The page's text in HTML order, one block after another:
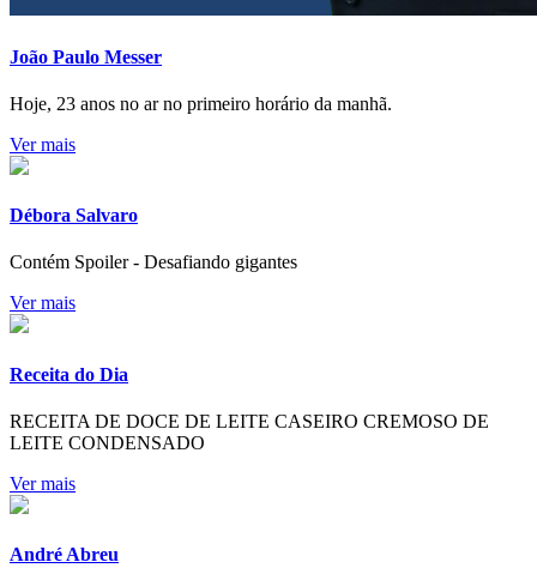
João Paulo Messer
Hoje, 23 anos no ar no primeiro horário da manhã.
Ver mais
Débora Salvaro
Contém Spoiler - Desafiando gigantes
Ver mais
Receita do Dia
RECEITA DE DOCE DE LEITE CASEIRO CREMOSO DE
LEITE CONDENSADO
Ver mais
André Abreu